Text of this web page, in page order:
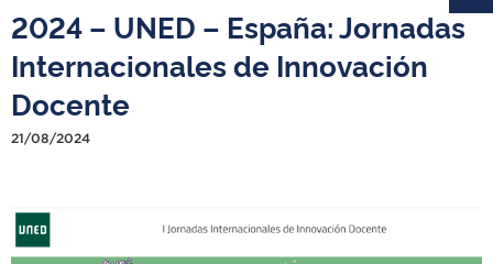
INTERNACIONAL
OUVIDORIA
PORTARIAS
TELEFONES
2024 – UNED – España: Jornadas
Internacionales de Innovación
Docente
21/08/2024